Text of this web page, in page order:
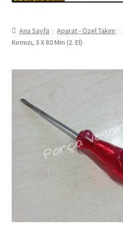
Ana Sayfa Aparat - Özel Takım
Kırmızı, 3 X 80 Mm (2. El)